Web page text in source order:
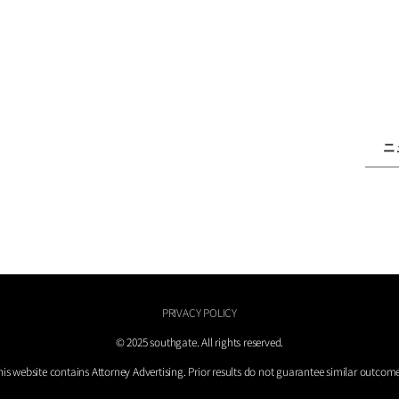
PRIVACY POLICY
© 2025 southgate. All rights reserved.
website contains Attorney Advertising. Prior results do not guarantee similar